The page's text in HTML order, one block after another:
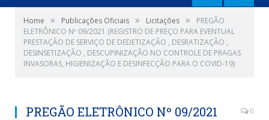
Home » Publicações Oficiais » Licitações »
PREGÃO
ELETRÔNICO Nº 09/2021 (REGISTRO DE PREÇO PARA EVENTUAL
PRESTAÇÃO DE SERVIÇO DE DEDETIZAÇÃO , DESRATIZAÇÃO ,
DESINSETIZAÇÃO , DESCUPINIZAÇÃO NO CONTROLE DE PRAGAS
INVASORAS, HIGIENIZAÇÃO E DESINFECÇÃO PARA O COVID-19)
PREGÃO ELETRÔNICO Nº 09/2021
0